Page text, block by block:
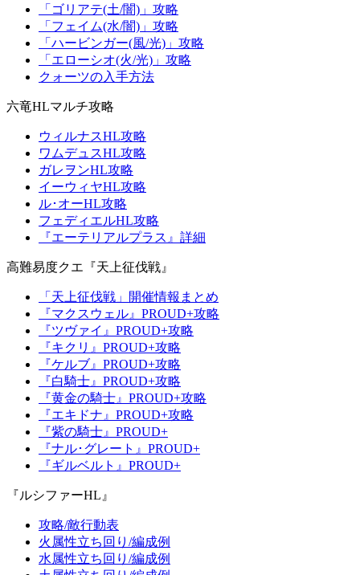
「ゴリアテ(土/闇)」攻略
「フェイム(水/闇)」攻略
「ハービンガー(風/光)」攻略
「エローシオ(火/光)」攻略
クォーツの入手方法
六竜HLマルチ攻略
ウィルナスHL攻略
ワムデュスHL攻略
ガレヲンHL攻略
イーウィヤHL攻略
ル･オーHL攻略
フェディエルHL攻略
『エーテリアルプラス』詳細
高難易度クエ『天上征伐戦』
「天上征伐戦」開催情報まとめ
『マクスウェル』PROUD+攻略
『ツヴァイ』PROUD+攻略
『キクリ』PROUD+攻略
『ケルブ』PROUD+攻略
『白騎士』PROUD+攻略
『黄金の騎士』PROUD+攻略
『エキドナ』PROUD+攻略
『紫の騎士』PROUD+
『ナル･グレート』PROUD+
『ギルベルト』PROUD+
『ルシファーHL』
攻略/敵行動表
火属性立ち回り/編成例
水属性立ち回り/編成例